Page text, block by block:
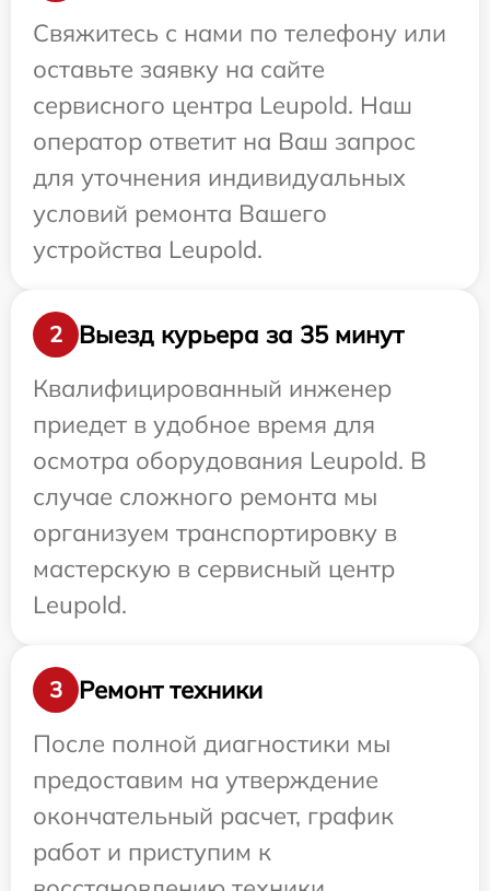
Свяжитесь с нами по телефону или
оставьте заявку на сайте
сервисного центра Leupold. Наш
оператор ответит на Ваш запрос
для уточнения индивидуальных
условий ремонта Вашего
устройства Leupold.
2
Выезд курьера за 35 минут
Квалифицированный инженер
приедет в удобное время для
осмотра оборудования Leupold. В
случае сложного ремонта мы
организуем транспортировку в
мастерскую в сервисный центр
Leupold.
3
Ремонт техники
После полной диагностики мы
предоставим на утверждение
окончательный расчет, график
работ и приступим к